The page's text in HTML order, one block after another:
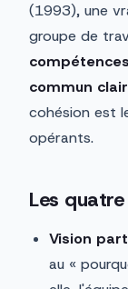
(1993), une
groupe de
commun clair
cohésion est
opérants.
Les
Vision
au «